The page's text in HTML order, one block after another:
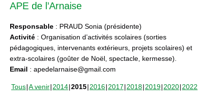
APE de l’Arnaise
Responsable : PRAUD Sonia (présidente)
Activité : Organisation d’activités scolaires (sorties
pédagogiques, intervenants extérieurs, projets scolaires) et
extra-scolaires (goûter de Noël, spectacle, kermesse).
Email : apedelarnaise@gmail.com
Tous A venir 2014 2015 2016 2017 2018 2019 2020 2022